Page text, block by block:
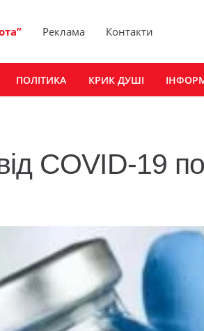
Реклама Контакти
ПОЛІТИКА КРИК ДУШІ
COVID-19